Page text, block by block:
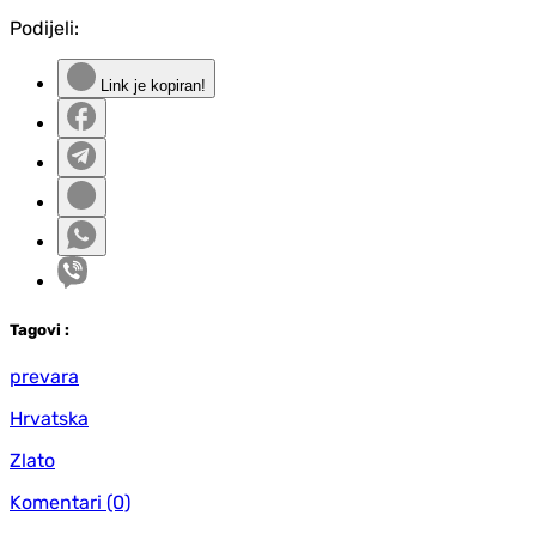
Podijeli:
Link je kopiran!
Tagovi :
prevara
Hrvatska
Zlato
Komentari (0)